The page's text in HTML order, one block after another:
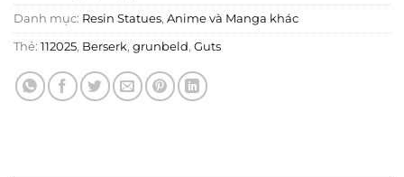
Danh mục: Resin Statues, Anime và Manga khác
Thẻ: 112025, Berserk, grunbeld, Guts